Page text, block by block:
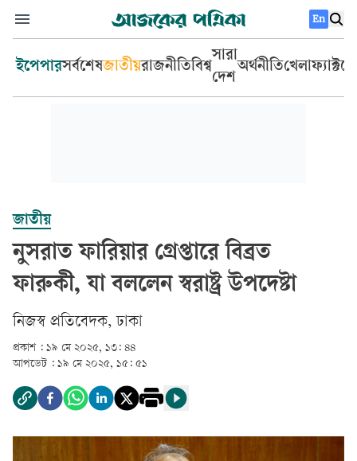
En
ইপেপারসর্বশেষজাতীয়রাজনীতিবিশ্ব
সারা
দেশ
অর্থনীতিখেলা
জাতীয়
নুসরাত ফারিয়ার গ্রেপ্তারে বিব্রত
ফারুকী, যা বললেন স্বরাষ্ট্র উপদেষ্টা
নিজস্ব প্রতিবেদক, ঢাকা
প্রকাশ : ১৯ মে ২০২৫, ১৩: ৪৪
আপডেট : ১৯ মে ২০২৫, ১৫: ৫১